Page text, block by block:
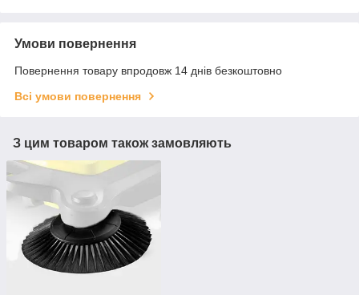
Умови повернення
Повернення товару впродовж 14 днів безкоштовно
Всі умови повернення
З цим товаром також замовляють